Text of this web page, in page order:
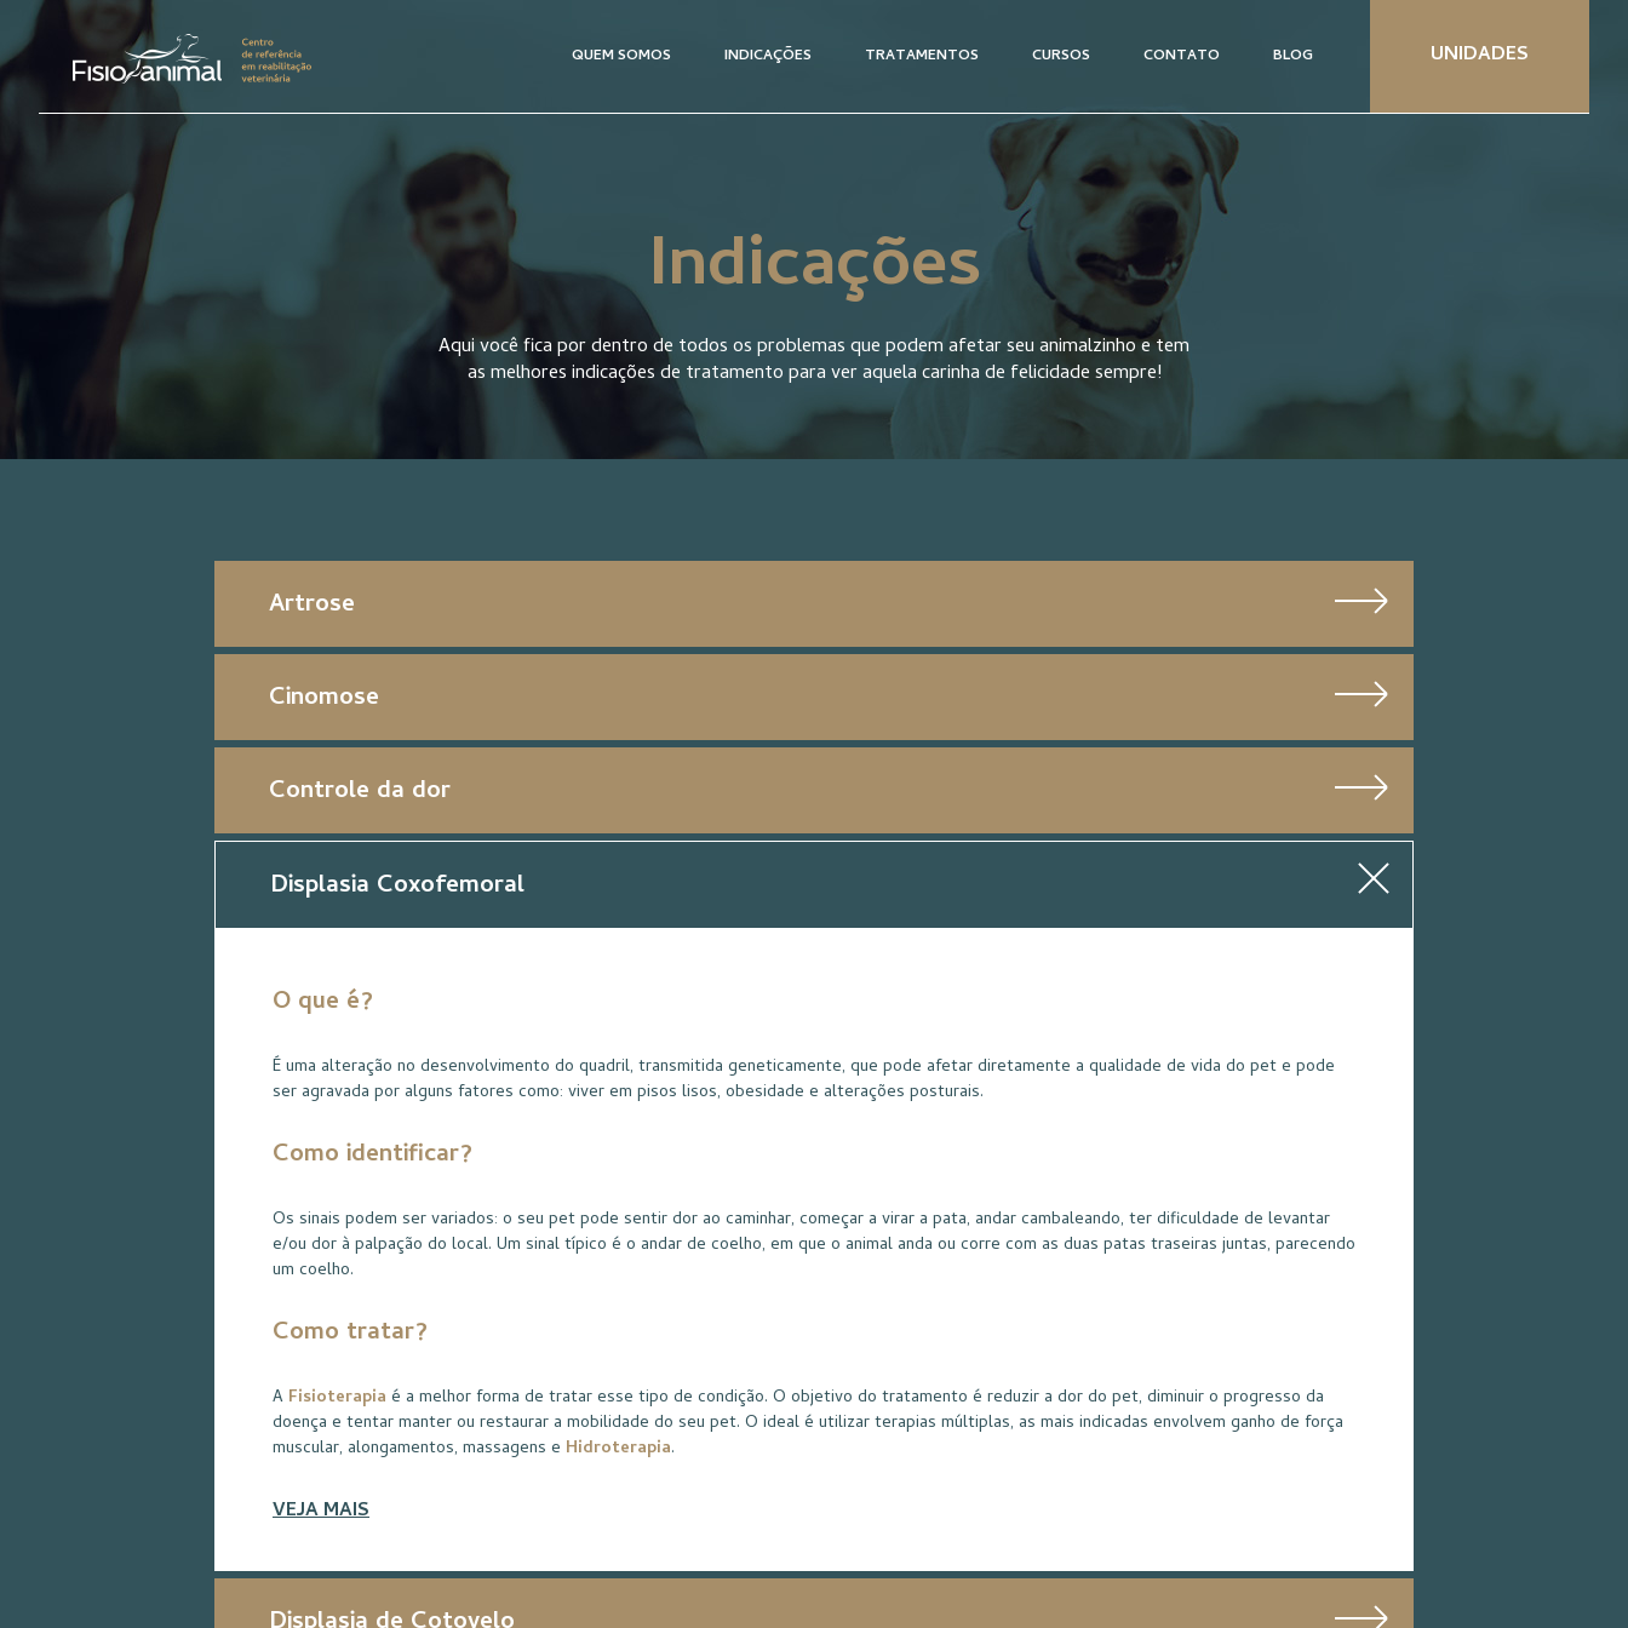
QUEM SOMOS INDICAÇÕES TRATAMENTOS CURSOS CONTATO BLOG UNIDADES
Indicações
Aqui você fica por dentro de todos os problemas que podem afetar seu animalzinho e tem
as melhores indicações de tratamento para ver aquela carinha de felicidade sempre!
Artrose
Cinomose
Controle da dor
Displasia Coxofemoral
O que é?
É uma alteração no desenvolvimento do quadril, transmitida geneticamente, que pode afetar diretamente a qualidade de vida do pet e pode
ser agravada por alguns fatores como: viver em pisos lisos, obesidade e alterações posturais.
Como identificar?
Os sinais podem ser variados: o seu pet pode sentir dor ao caminhar, começar a virar a pata, andar cambaleando, ter dificuldade de levantar
e/ou dor à palpação do local. Um sinal típico é o andar de coelho, em que o animal anda ou corre com as duas patas traseiras juntas, parecendo
um coelho.
Como tratar?
A Fisioterapia é a melhor forma de tratar esse tipo de condição. O objetivo do tratamento é reduzir a dor do pet, diminuir o progresso da
doença e tentar manter ou restaurar a mobilidade do seu pet. O ideal é utilizar terapias múltiplas, as mais indicadas envolvem ganho de força
muscular, alongamentos, massagens e Hidroterapia.
VEJA MAIS